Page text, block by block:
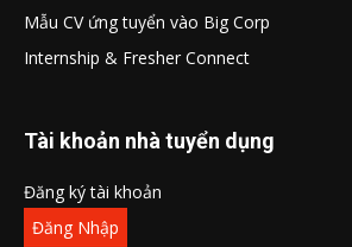
Mẫu CV ứng tuyển vào Big Corp
Internship & Fresher Connect
Tài khoản nhà tuyển dụng
Đăng ký tài khoản
Đăng Nhập